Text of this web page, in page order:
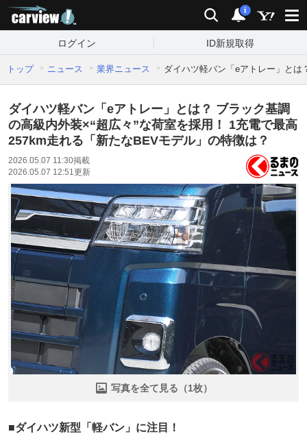
検索 通知
i
ログイン ID新規取得
トップ ニュース 業界ニュース ダイハツ軽バン「eアトレー」と
ダイハツ軽バン「eアトレー」とは？ ブラック基調
の高級内外装×“超広々”な荷室を採用！ 1充電で最高
257km走れる「新たなBEVモデル」の特徴は？
2026.05.07 11:30掲載
2026.05.07 12:51更新
写真を全て見る（1枚）
■ダイハツ新型「軽バン」に注目！